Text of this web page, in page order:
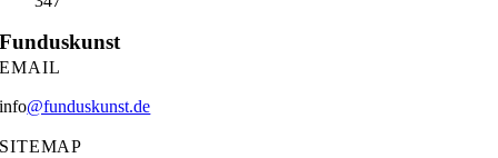
Funduskunst
EMAIL
info@funduskunst.de
SITEMAP